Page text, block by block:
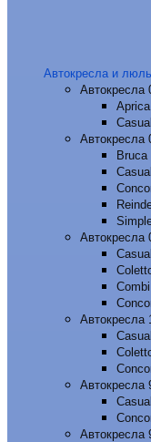
Автокресла и
Автокресла
Aprica
Автокресла
Bruca
Автокресла
Combi
Автокресла
Автокресла
Автокресла